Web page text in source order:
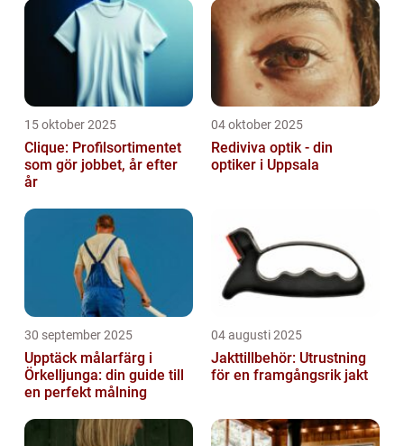
15 oktober 2025
Clique: Profilsortimentet
som gör jobbet, år efter
år
04 oktober 2025
Rediviva optik - din
optiker i Uppsala
30 september 2025
Upptäck målarfärg i
Örkelljunga: din guide till
en perfekt målning
04 augusti 2025
Jakttillbehör: Utrustning
för en framgångsrik jakt